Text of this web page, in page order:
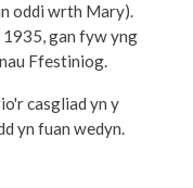
oddi wrth Mary).
1935, gan fyw yng
Ffestiniog.
casgliad yn y
yn fuan wedyn.